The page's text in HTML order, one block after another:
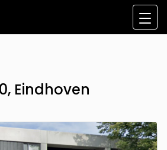
Eindhoven